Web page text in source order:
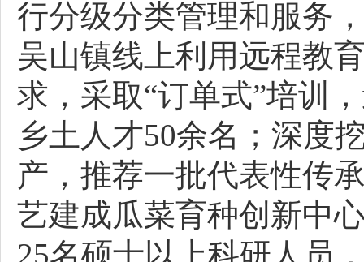
行分级分类管理和服务
吴山镇线上利用远程教
求，采取“订单式”培训
乡土人才50余名；深度
产，推荐一批代表性传
艺建成瓜菜育种创新中
25名硕士以上科研人员